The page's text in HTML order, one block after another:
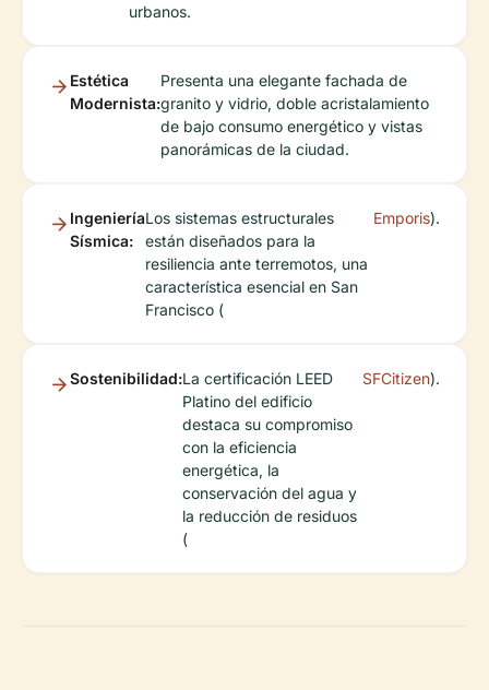
urbanos.
Estética
Modernista:
Presenta una elegante fachada de
granito y vidrio, doble acristalamiento
de bajo consumo energético y vistas
panorámicas de la ciudad.
Ingeniería
Sísmica:
Los sistemas estructurales
están diseñados para la
resiliencia ante terremotos, una
característica esencial en San
Francisco (
Emporis).
Sostenibilidad:La certificación LEED
Platino del edificio
destaca su compromiso
con la eficiencia
energética, la
conservación del agua y
la reducción de residuos
(
SFCitizen).